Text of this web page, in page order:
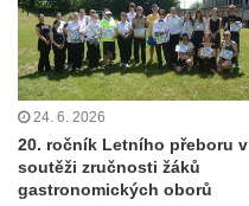
24. 6. 2026
20. ročník Letního přeboru v
soutěži zručnosti žáků
gastronomických oborů